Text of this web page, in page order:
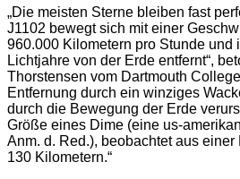
„Die meisten Sterne bleiben fast
J1102 bewegt sich mit einer
960.000 Kilometern pro Stunde und
Lichtjahre von der Erde entfernt“,
Thorstensen vom Dartmouth
Entfernung durch ein winziges
durch die Bewegung der Erde
Größe eines Dime (eine us-
Anm. d. Red.), beobachtet aus einer
130 Kilometern.“